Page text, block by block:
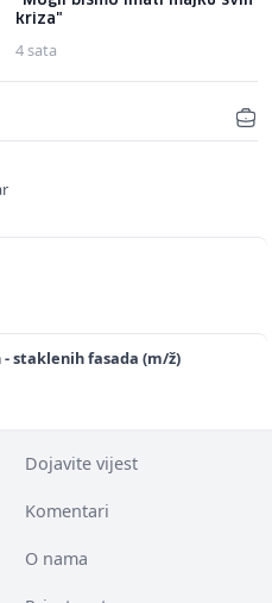
kriza"
4 sata
staklenih fasada (m/ž)
Dojavite vijest
Komentari
O nama